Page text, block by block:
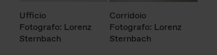
Ufficio
Fotografo: Lorenz
Sternbach
Corridoio
Fotografo: Lorenz
Sternbach